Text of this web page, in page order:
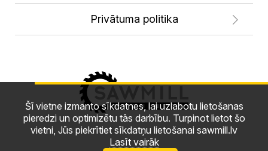
Privātuma politika
Šī vietne izmanto sīkdatnes, lai uzlabotu lietošanas
pieredzi un optimizētu tās darbību. Turpinot lietot šo
vietni, Jūs piekrītiet sīkdatņu lietošanai sawmill.lv
Lasīt vairāk